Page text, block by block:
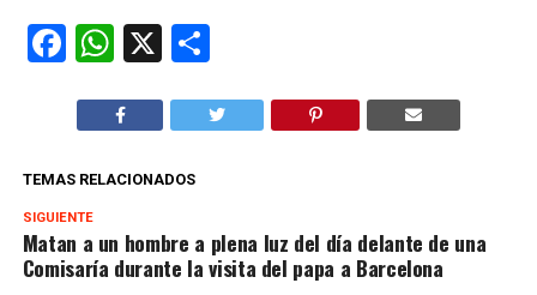
Facebook
WhatsApp
X Compartir
TEMAS RELACIONADOS
SIGUIENTE
Matan a un hombre a plena luz del día delante de una
Comisaría durante la visita del papa a Barcelona